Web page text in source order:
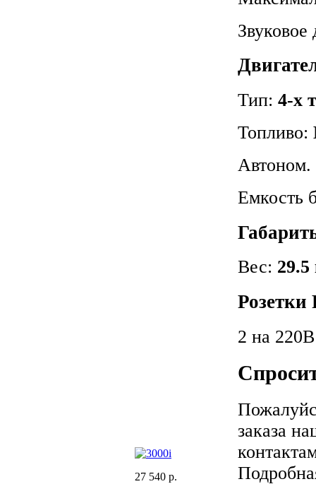
27 540 р.
Тип: 4-х
Топливо:
Автоном.
Емкость
Вес: 29.5
Розетки
2 на 220В
заказа